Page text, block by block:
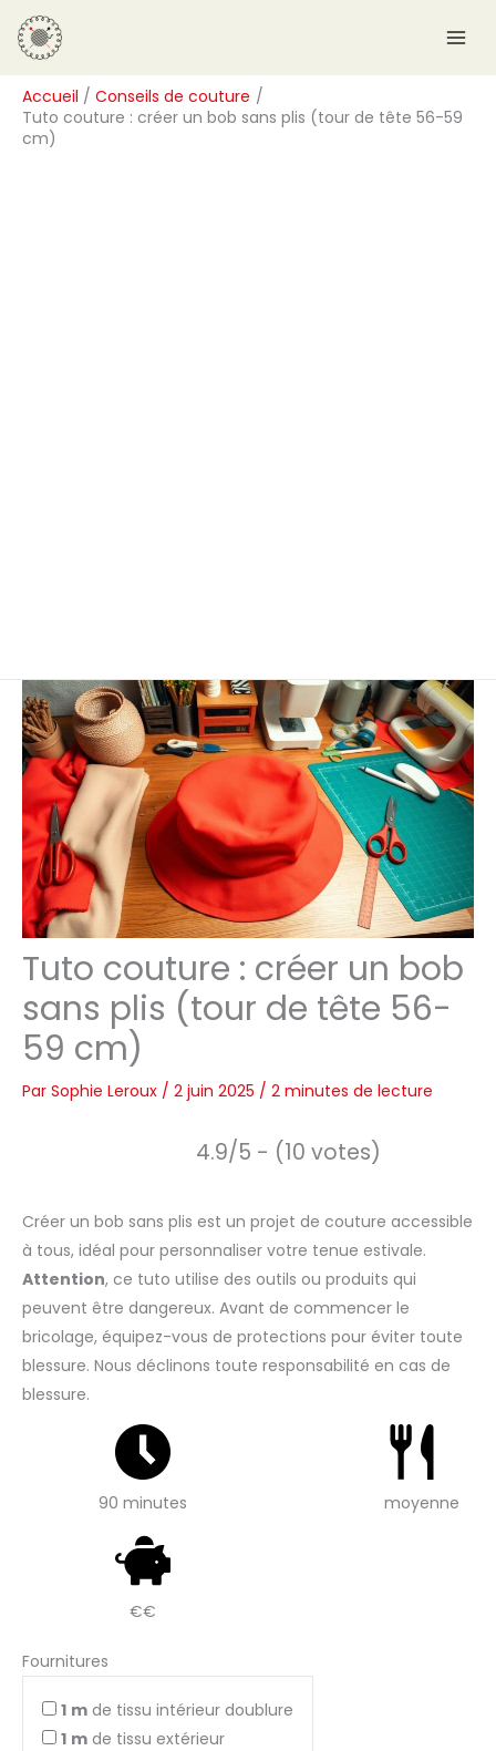
Aller
au
contenu
Accueil
Conseils de couture
Tuto couture : créer un bob sans plis (tour de tête 56-59
cm)
Tuto couture : créer un bob
sans plis (tour de tête 56-
59 cm)
Par Sophie Leroux / 2 juin 2025 / 2 minutes de lecture
4.9/5 - (10 votes)
Créer un bob sans plis est un projet de couture accessible
à tous, idéal pour personnaliser votre tenue estivale.
Attention, ce tuto utilise des outils ou produits qui
peuvent être dangereux. Avant de commencer le
bricolage, équipez-vous de protections pour éviter toute
blessure. Nous déclinons toute responsabilité en cas de
blessure.
90 minutes moyenne
€€
Fournitures
1 m de tissu intérieur doublure
1 m de tissu extérieur
R
e
c
h
e